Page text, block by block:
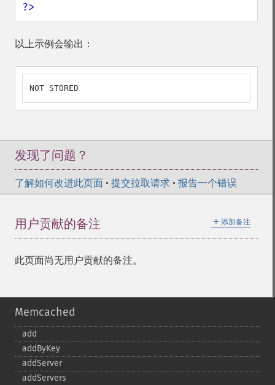
?>
以上示例会输出：
NOT STORED
发现了问题？
了解如何改进此页面 • 提交拉取请求 • 报告一个错误
＋ 添加备注
用户贡献的备注
此页面尚无用户贡献的备注。
Memcached
add
addByKey
addServer
addServers